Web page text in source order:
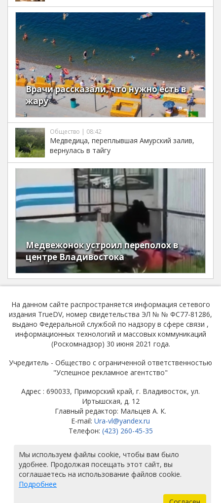
Врачи рассказали, что нужно есть в
жару
Общество | 08:42
Медведица, переплывшая Амурский залив,
вернулась в тайгу
Медвежонок устроил переполох в
центре Владивостока
На данном сайте распространяется информация сетевого
издания TrueDV, номер свидетельства ЭЛ № № ФС77-81286,
выдано Федеральной службой по надзору в сфере связи ,
информационных технологий и массовых коммуникаций
(Роскомнадзор) 30 июня 2021 года.
Учредитель - Общество с ограниченной ответственностью
"Успешное рекламное агентство"
Адрес : 690033, Приморский край, г. Владивосток, ул.
Иртышская, д. 12
Главный редактор: Мальцев А. К.
E-mail: Ura-vl@yandex.ru
Телефон: (423) 260-45-35
© ТРУ ДВ
Мы используем файлы cookie, чтобы вам было
удобнее. Продолжая посещать этот сайт, вы
соглашаетесь на использование файлов cookie.
Подробнее